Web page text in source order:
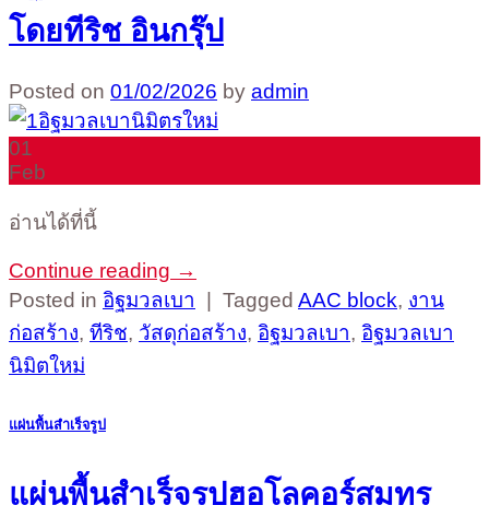
โดยทีริช อินกรุ๊ป
Posted on 01/02/2026 by admin
01
Feb
อ่านได้ที่นี้
Continue reading →
Posted in อิฐมวลเบา Tagged AAC block, งาน
ก่อสร้าง, ทีริช, วัสดุก่อสร้าง, อิฐมวลเบา, อิฐมวลเบา
นิมิตใหม่
แผ่นพื้นสำเร็จรูป
แผ่นพื้นสำเร็จรูปฮอโลคอร์สมุทร